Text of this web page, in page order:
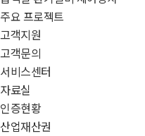
주요 프로젝트
고객지원
고객문의
서비스센터
자료실
인증현황
산업재산권